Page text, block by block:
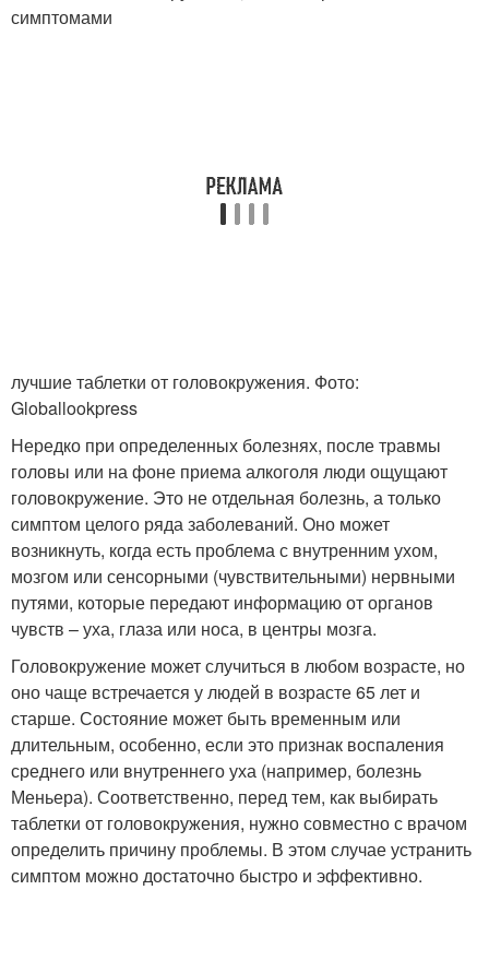
симптомами
лучшие таблетки от головокружения. Фото:
Globallookpress
Нередко при определенных болезнях, после травмы
головы или на фоне приема алкоголя люди ощущают
головокружение. Это не отдельная болезнь, а только
симптом целого ряда заболеваний. Оно может
возникнуть, когда есть проблема с внутренним ухом,
мозгом или сенсорными (чувствительными) нервными
путями, которые передают информацию от органов
чувств – уха, глаза или носа, в центры мозга.
Головокружение может случиться в любом возрасте, но
оно чаще встречается у людей в возрасте 65 лет и
старше. Состояние может быть временным или
длительным, особенно, если это признак воспаления
среднего или внутреннего уха (например, болезнь
Меньера). Соответственно, перед тем, как выбирать
таблетки от головокружения, нужно совместно с врачом
определить причину проблемы. В этом случае устранить
симптом можно достаточно быстро и эффективно.